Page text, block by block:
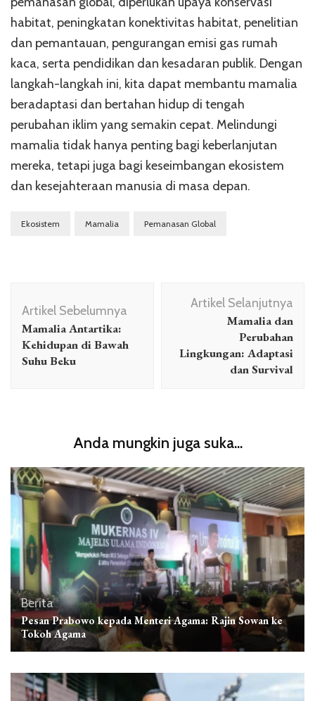
habitat, peningkatan konektivitas habitat, penelitian
dan pemantauan, pengurangan emisi gas rumah
kaca, serta pendidikan dan kesadaran publik. Dengan
langkah-langkah ini, kita dapat membantu mamalia
beradaptasi dan bertahan hidup di tengah
perubahan iklim yang semakin cepat. Melindungi
mamalia tidak hanya penting bagi keberlanjutan
mereka, tetapi juga bagi keseimbangan ekosistem
dan kesejahteraan manusia di masa depan.
Ekosistem Mamalia Pemanasan Global
Artikel
Artikel Sebelumnya
Mamalia Antartika:
Kehidupan di Bawah
Suhu Beku
Artikel Selanjutnya
Mamalia dan
Perubahan
Lingkungan: Adaptasi
dan Survival
Anda mungkin juga suka...
Berita
Pesan Prabowo kepada Menteri Agama: Rajin Sowan ke
Tokoh Agama